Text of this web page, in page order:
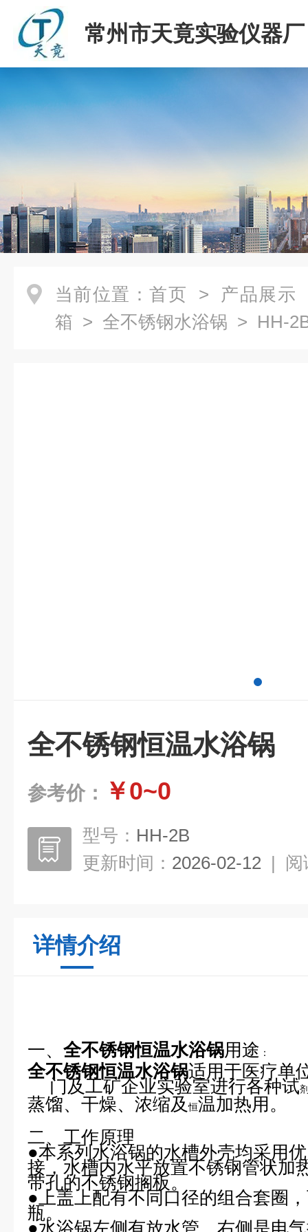
常州市天竟实验仪器厂
当前位置： 首页 > 产品展示
箱 > 全不锈钢水浴锅 > HH-
全不锈钢恒温水浴锅
参考价： ￥0~0
型号： HH-2B
更新时间： 2026-02-12 | 阅
详情介绍
一、 全不锈钢恒温水浴锅用途 ：
全不锈钢恒温水浴锅适用于医疗单
门及工矿企业实验室进行各种试
蒸馏、干燥、浓缩及恒温加热用。
二、工作原理
●本系列水浴锅的水槽外壳均采用
接，水槽内水平放置不锈钢管状加
带孔的不锈钢搁板。
●上盖上配有不同口径的组合套圈
瓶。
●水浴锅左侧有放水管，右侧是电